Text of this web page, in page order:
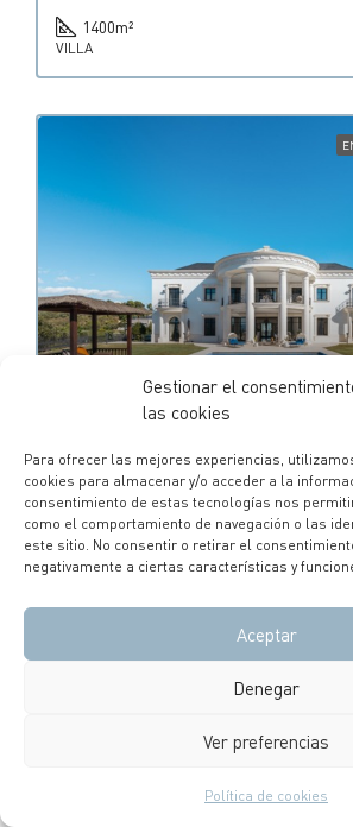
Gestionar el
las cookies
Para ofrecer las mejores experiencias,
cookies para almacenar y/o acceder a la
consentimiento de estas tecnologías nos
como el comportamiento de navegación o las
este sitio. No consentir o retirar el
negativamente a ciertas características y
Aceptar
Denegar
Ver preferencias
Política de cookies
1400m²
VILLA
9.500.000€
Mansión de lujo
Hacienda Las
Marbella Este
EN VENTA